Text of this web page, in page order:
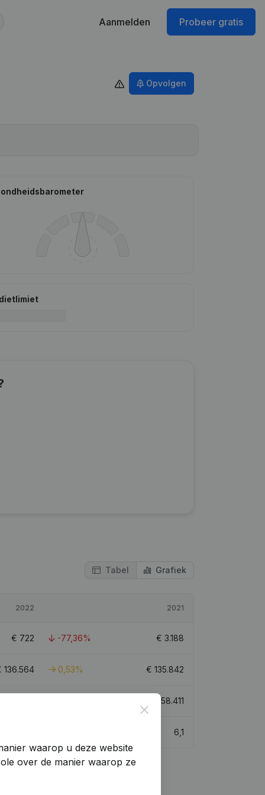
Aanmelden Probeer gratis
Opvolgen
Tabel Grafiek
2022 2021
€ 722 -77,36% € 3.188
136.564 0,53% € 135.842
158.411
6,1
Close
waarop u deze website
over de manier waarop ze